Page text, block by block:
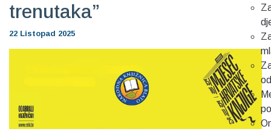
trenutaka”
22 Listopad 2025